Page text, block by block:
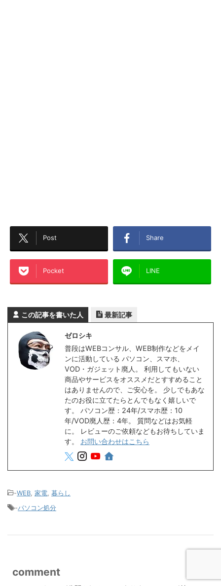
Post Share
Pocket LINE
この記事を書いた人 最新記事
ゼロシキ
普段はWEBコンサル、WEB制作などをメイ
ンに活動している パソコン、スマホ、
VOD・ガジェット廃人。 利用してもいない
商品やサービスをオススメだとすすめること
はありませんので、ご安心を。 少しでもあな
たのお役に立てたらとんでもなく嬉しいで
す。 パソコン歴：24年/スマホ歴：10
年/VOD廃人歴：4年。 質問などはお気軽
に。 レビューのご依頼などもお待ちしていま
す。 お問い合わせはこちら
-WEB 家電 暮らし
-パソコン処分
comment